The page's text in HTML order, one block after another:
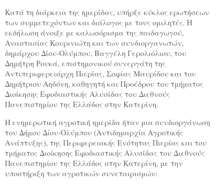
Κατά τη διάρκεια της ημερίδας, υπήρξε κύκλος ερωτήσεων
των συμμετεχόντων και διάλογος με τους ομιλητές. Η
εκδήλωση άνοιξε με καλωσόρισμα της παιδαγωγού,
Αναστασίας Κουρινιώτη και των συνδιοργανωτών,
δημάρχου Δίου-Ολύμπου, Βαγγέλη Γερολιόλιου, του
Δημήτρη Ρουκά, επιστημονικού συνεργάτη της
Αντιπεριφερειάρχη Πιερίας, Σοφίας Μαυρίδου και του
Δημήτριου Αηδόνη, καθηγητή και Προέδρου του τμήματος
Διοίκησης Εφοδιαστικής Αλυσίδας του Διεθνούς
Πανεπιστημίου της Ελλάδος στην Κατερίνη.
Η ενημερωτική αγροτική ημερίδα ήταν μια συνδιοργάνωση
του Δήμου Δίου-Ολύμπου (Αντιδημαρχία Αγροτικής
Ανάπτυξης), της Περιφερειακής Ενότητας Πιερίας και του
τμήματος Διοίκησης Εφοδιαστικής Αλυσίδας του Διεθνούς
Πανεπιστημίου της Ελλάδος στην Κατερίνη, με την
υποστήριξη των αγροτικών συνεταιρισμών: